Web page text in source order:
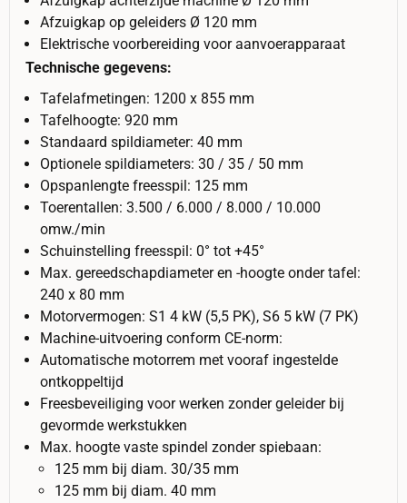
Afzuigkap op geleiders Ø 120 mm
Elektrische voorbereiding voor aanvoerapparaat
Technische gegevens:
Tafelafmetingen: 1200 x 855 mm
Tafelhoogte: 920 mm
Standaard spildiameter: 40 mm
Optionele spildiameters: 30 / 35 / 50 mm
Opspanlengte freesspil: 125 mm
Toerentallen: 3.500 / 6.000 / 8.000 / 10.000
omw./min
Schuinstelling freesspil: 0° tot +45°
Max. gereedschapdiameter en -hoogte onder tafel:
240 x 80 mm
Motorvermogen: S1 4 kW (5,5 PK), S6 5 kW (7 PK)
Machine-uitvoering conform CE-norm:
Automatische motorrem met vooraf ingestelde
ontkoppeltijd
Freesbeveiliging voor werken zonder geleider bij
gevormde werkstukken
Max. hoogte vaste spindel zonder spiebaan:
125 mm bij diam. 30/35 mm
125 mm bij diam. 40 mm